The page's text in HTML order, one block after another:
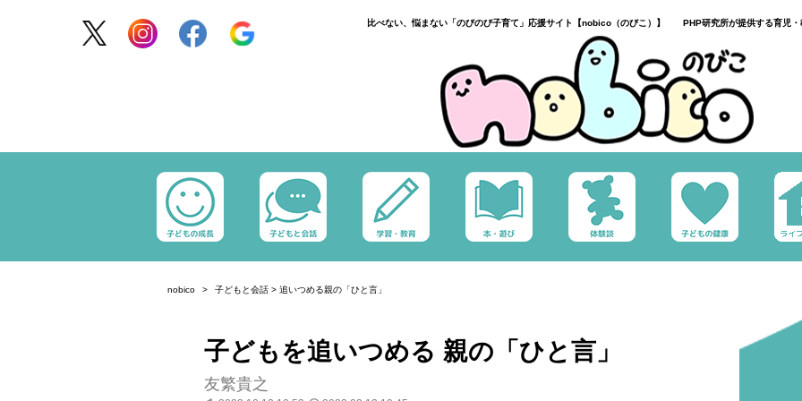
比べない、悩まない「のびのび子育て」応援サイト【nobico（のびこ）】 PHP研究所が提供する育児・
nobico 子どもと会話 > 追いつめる親の「ひと言」
子どもを追いつめる 親の「ひと言」
友繁貴之